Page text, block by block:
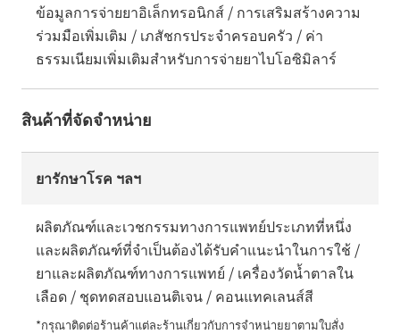
ข้อมูลการจ่ายยาอิเล็กทรอนิกส์ / การเสริมสร้างความ
ร่วมมือเพิ่มเติม / เภสัชกรประจำครอบครัว / ค่า
ธรรมเนียมเพิ่มเติมสำหรับการจ่ายยาไบโอซิมิลาร์
สินค้าที่จัดจำหน่าย
ยารักษาโรค ฯลฯ
ผลิตภัณฑ์และเวชกรรมทางการแพทย์ประเภทที่หนึ่ง
และผลิตภัณฑ์ที่จำเป็นต้องได้รับคำแนะนำในการใช้ /
ยาและผลิตภัณฑ์ทางการแพทย์ / เครื่องวัดน้ำตาลใน
เลือด / ชุดทดสอบแอนติเจน / คอนแทคเลนส์สี
*กรุณาติดต่อร้านค้าแต่ละร้านเกี่ยวกับการจำหน่ายยาตามใบสั่ง